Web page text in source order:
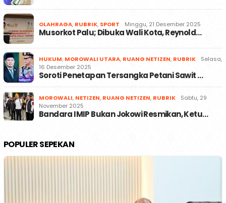
OLAHRAGA, RUBRIK, SPORT Minggu, 21 Desember 2025
Musorkot Palu; Dibuka Wali Kota, Reynold…
HUKUM, MOROWALI UTARA, RUANG NETIZEN, RUBRIK
Selasa,
16 Desember 2025
Soroti Penetapan Tersangka Petani Sawit …
MOROWALI, NETIZEN, RUANG NETIZEN, RUBRIK
Sabtu, 29
November 2025
Bandara IMIP Bukan Jokowi Resmikan, Ketu…
POPULER SEPEKAN